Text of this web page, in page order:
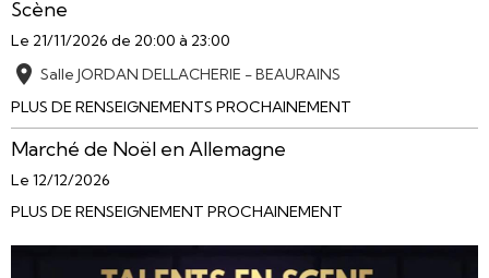
Scène
Le 21/11/2026 de 20:00 à 23:00
Salle JORDAN DELLACHERIE - BEAURAINS
PLUS DE RENSEIGNEMENTS PROCHAINEMENT
Marché de Noël en Allemagne
Le 12/12/2026
PLUS DE RENSEIGNEMENT PROCHAINEMENT